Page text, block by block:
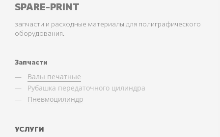
SPARE-PRINT
запчасти и расходные материалы для полиграфического
оборудования.
Запчасти
Валы печатные
Рубашка передаточного цилиндра
Пневмоцилиндр
УСЛУГИ